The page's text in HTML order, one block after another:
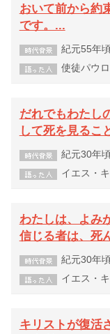
おいて前から約
です。...
紀元55年
使徒パウロ
だれでもわたし
して死を見るこ
紀元30年
イエス・
わたしは、よみ
信じる者は、死
紀元30年
イエス・
キリストが復活